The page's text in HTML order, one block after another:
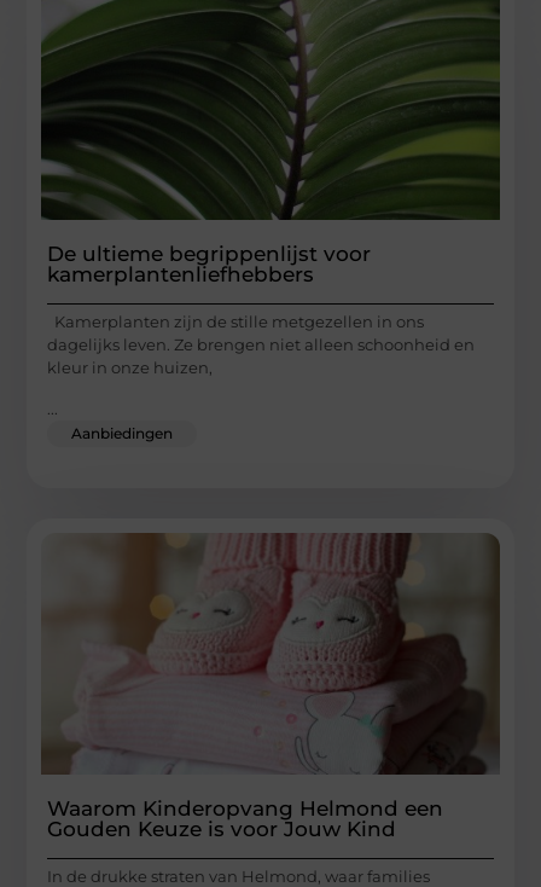
De ultieme begrippenlijst voor
kamerplantenliefhebbers
Kamerplanten zijn de stille metgezellen in ons
dagelijks leven. Ze brengen niet alleen schoonheid en
kleur in onze huizen,
Aanbiedingen
Waarom Kinderopvang Helmond een
Gouden Keuze is voor Jouw Kind
In de drukke straten van Helmond, waar families